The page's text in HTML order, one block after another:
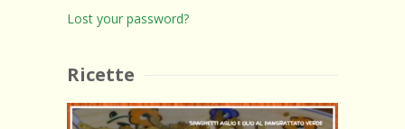
Lost your password?
Ricette